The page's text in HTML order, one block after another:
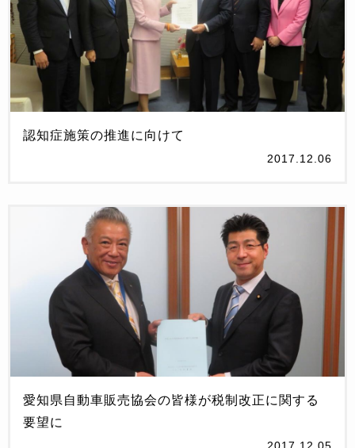
認知症施策の推進に向けて
2017.12.06
愛知県自動車販売協会の皆様が税制改正に関する
要望に